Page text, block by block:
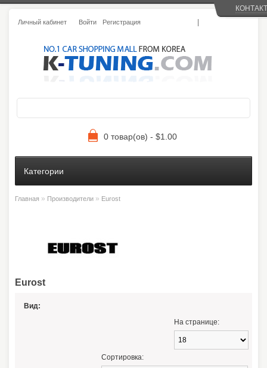
Личный кабинет Войти Регистрация
0 товар(ов) - $1.00
Категории
Главная » Производители » Eurost
Eurost
Вид:
На странице:
Сортировка: